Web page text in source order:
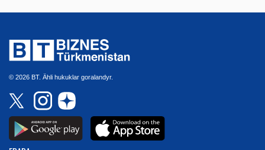
© 2026 BT. Ähli hukuklar goralandyr.